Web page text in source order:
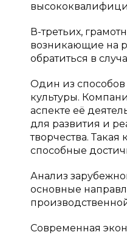
В-третьих,
возникающие на
обратиться в
Один из
культуры.
аспекте её
для развития и
творчества.
способные
Анализ
основные
Современная